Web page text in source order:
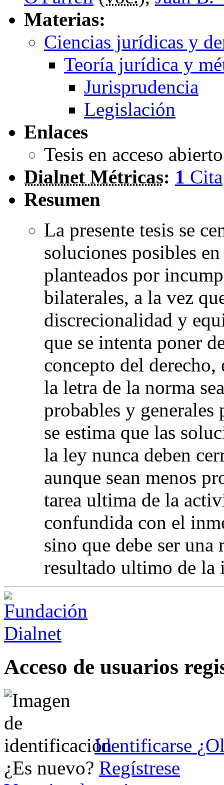
Materias:
Ciencias jurídicas y
Teoría jurídica y
Jurisprudencia
Legislación
Enlaces
Tesis en acceso
Dialnet Métricas: 1 Cita
Resumen
La presente tesis se
soluciones posibles
planteados por
bilaterales, a la vez
discrecionalidad y
que se intenta poner
concepto del derecho,
la letra de la norma
probables y generales
se estima que las
la ley nunca deben
aunque sean menos
tarea ultima de la
confundida con el
sino que debe ser
resultado ultimo de
Acceso de usuarios
Identificarse
¿Es nuevo? Regístrese